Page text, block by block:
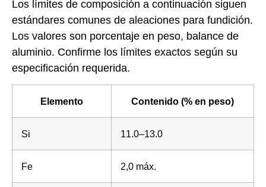
Los límites de composición a continuación siguen
estándares comunes de aleaciones para fundición.
Los valores son porcentaje en peso, balance de
aluminio. Confirme los límites exactos según su
especificación requerida.
Elemento Contenido (% en peso)
Si 11.0–13.0
Fe 2,0 máx.